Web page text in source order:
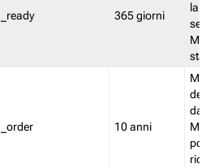
365 giorni
la
stato
10 anni
delle